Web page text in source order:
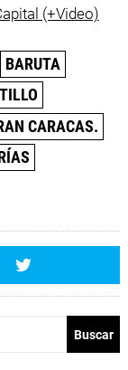
(+Video)
BARUTA
CARACAS.